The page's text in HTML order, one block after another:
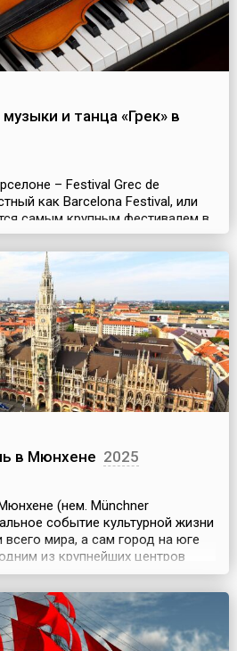
и танца «Грек» в
– Festival Grec de
как Barcelona Festival, или
самым крупным фестивалем в
культурных событий
праздник современного
фестиваль театра, музыки и
летом и длится месяц или
берет ...
в Мюнхене 2025
(нем. Münchner
событие культурной жизни
мира, а сам город на юге
из крупнейших центров
Поэтому именно здесь для
развлечений ежегодно
который стартует в
месяц.Главные события